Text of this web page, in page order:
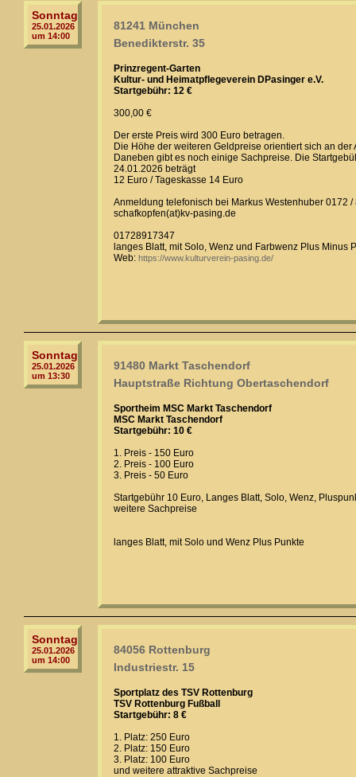
Sonntag
25.01.2026
um 14:00
81241 München
Benedikterstr. 35
Prinzregent-Garten
Kultur- und Heimatpflegeverein DPasinger e.V.
Startgebühr: 12 €
300,00 €
Der erste Preis wird 300 Euro betragen.
Die Höhe der weiteren Geldpreise orientiert sich an der
Daneben gibt es noch einige Sachpreise. Die
24.01.2026 beträgt
12 Euro / Tageskasse 14 Euro
Anmeldung telefonisch bei Markus Westenhuber 0172
schafkopfen(at)kv-pasing.de
01728917347
langes Blatt, mit Solo, Wenz und Farbwenz Plus Minus
Web: https://www.kulturverein-pasing.de/
Sonntag
25.01.2026
um 13:30
91480 Markt Taschendorf
Hauptstraße Richtung Obertaschendorf
Sportheim MSC Markt Taschendorf
MSC Markt Taschendorf
Startgebühr: 10 €
1. Preis - 150 Euro
2. Preis - 100 Euro
3. Preis - 50 Euro
Startgebühr 10 Euro, Langes Blatt, Solo, Wenz,
weitere Sachpreise
langes Blatt, mit Solo und Wenz Plus Punkte
Sonntag
25.01.2026
um 14:00
84056 Rottenburg
Industriestr. 15
Sportplatz des TSV Rottenburg
TSV Rottenburg Fußball
Startgebühr: 8 €
1. Platz: 250 Euro
2. Platz: 150 Euro
3. Platz: 100 Euro
und weitere attraktive Sachpreise